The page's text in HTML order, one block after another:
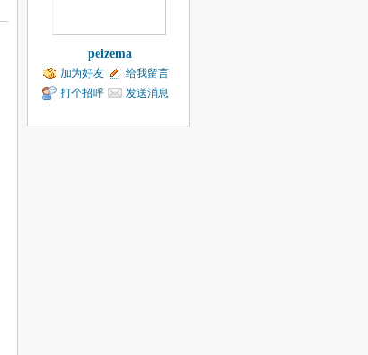
peizema
加为好友
给我留言
打个招呼
发送消息